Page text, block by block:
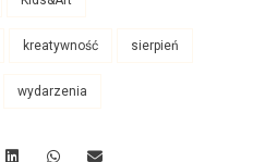
kreatywność sierpień
wydarzenia